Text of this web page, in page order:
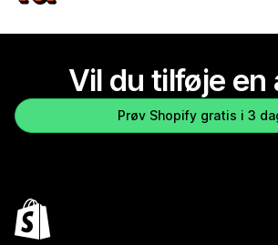
Vil du tilføje en
Prøv Shopify gratis i 3